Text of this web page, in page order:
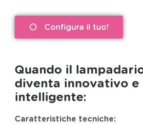
Configura il tuo!
Quando il
diventa innovativo e
intelligente:
Caratteristiche tecniche: